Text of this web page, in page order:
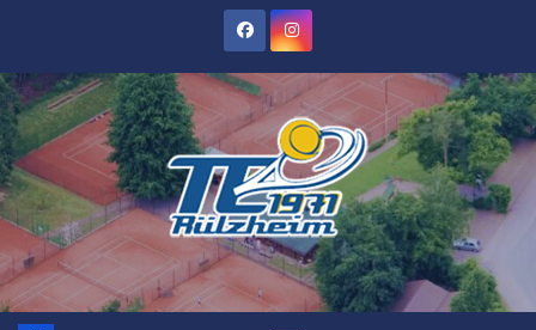
springen